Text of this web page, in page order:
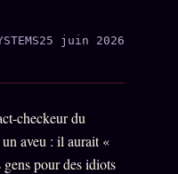
25 juin 2026
checkeur du
aveu : il aurait «
pour des idiots